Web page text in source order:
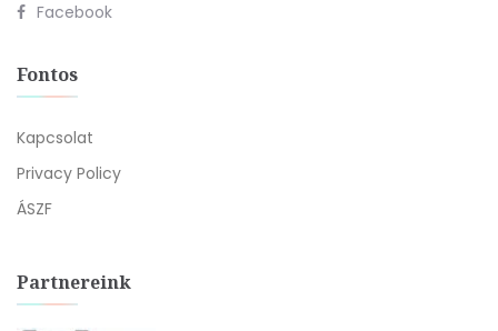
Facebook
Fontos
Kapcsolat
Privacy Policy
ÁSZF
Partnereink